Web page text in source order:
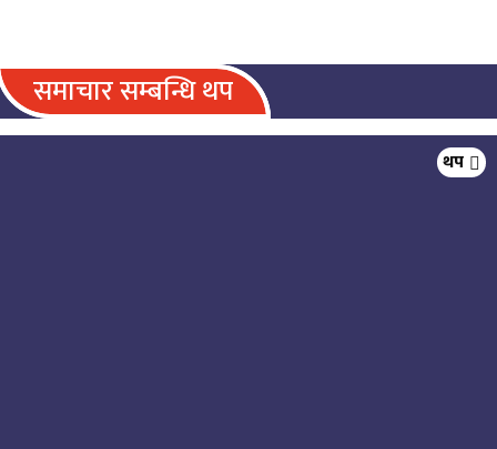
समाचार सम्बन्धि थप
ग्यासका लागि जनता लाइनमा, मलाईथप